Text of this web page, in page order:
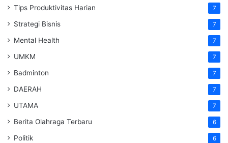
Tips Produktivitas Harian 7
Strategi Bisnis 7
Mental Health 7
UMKM 7
Badminton 7
DAERAH 7
UTAMA 7
Berita Olahraga Terbaru 6
Politik 6